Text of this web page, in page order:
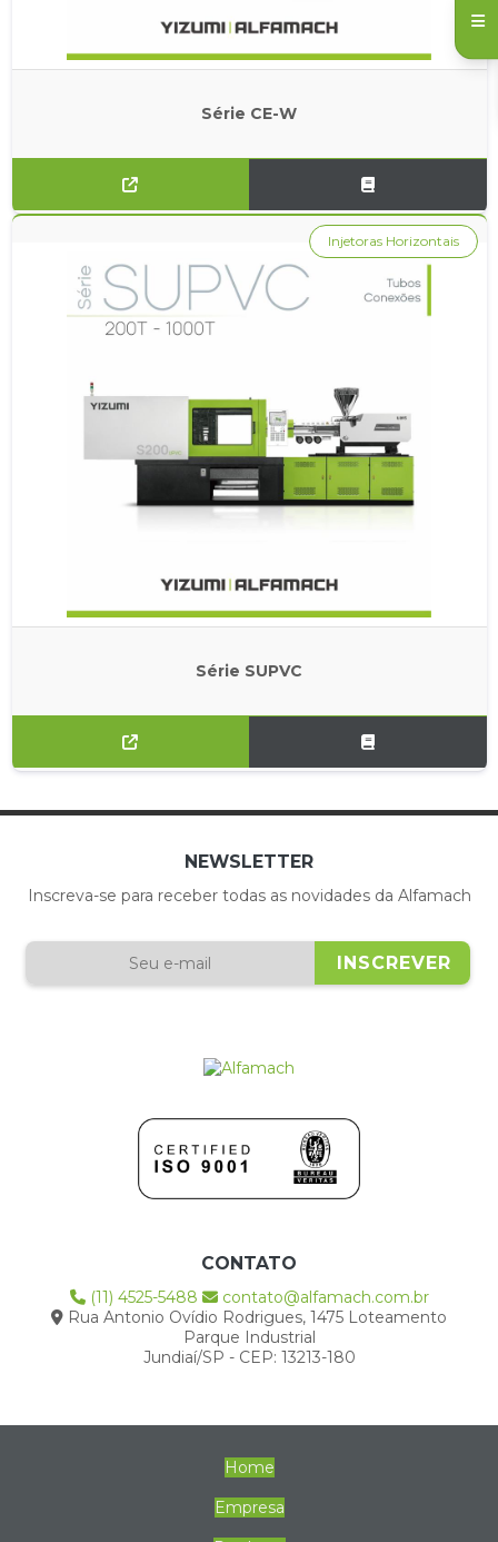
Série CE-W
Série SUPVC
Injetoras Horizontais
NEWSLETTER
Inscreva-se para receber todas as novidades da Alfamach
CONTATO
(11) 4525-5488
contato@alfamach.com.br
Rua Antonio Ovídio Rodrigues, 1475 Loteamento
Parque Industrial
Jundiaí/SP - CEP: 13213-180
Home
Empresa